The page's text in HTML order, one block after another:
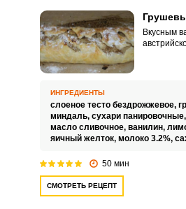
Вкусным
ИНГРЕДИЕНТЫ
слоеное тесто бездрожжевое,
миндаль, сухари панировочные,
масло сливочное, ванилин,
яичный желток, молоко 3.2%,
50 мин
СМОТРЕТЬ РЕЦЕПТ